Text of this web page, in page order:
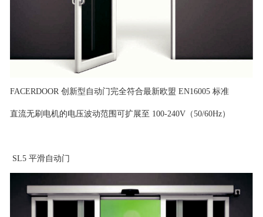
FACERDOOR 创新型自动门完全符合最新欧盟 EN16005 标准
直流无刷电机的电压波动范围可扩展至 100-240V（50/60Hz）
SL5 平滑自动门